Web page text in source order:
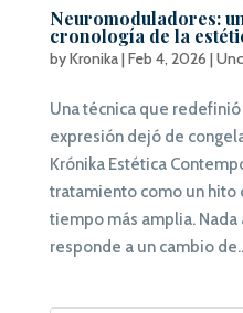
Neuromoduladores:
cronología de la
byKronika|Feb 4, 2026 |
Una técnica que
expresión dejó de
Krónika Estética
tratamiento como un hito
tiempo más amplia.
responde a un cambio